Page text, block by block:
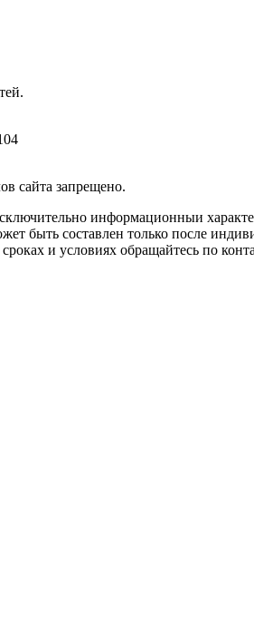
caйтa зaпpeщeнo.
информационныи
быть составлен только после
и условиях обращайтесь по